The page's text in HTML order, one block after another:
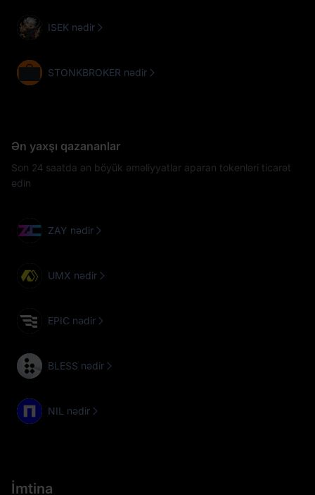
ISEK nədir
STONKBROKER nədir
Ən yaxşı qazananlar
Son 24 saatda ən böyük əməliyyatlar aparan tokenləri ticarət
edin
ZAY nədir
UMX nədir
EPIC nədir
BLESS nədir
NIL nədir
İmtina